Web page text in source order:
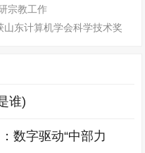
宗教工作
东计算机学会科学技术奖
谁)
数字驱动“中部力